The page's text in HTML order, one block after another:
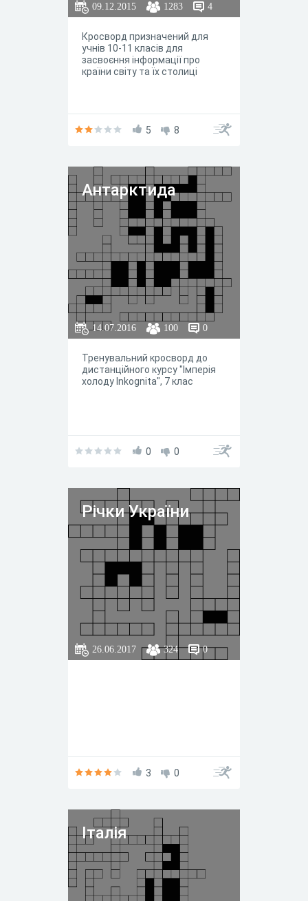
09.12.2015 1283 4
Кросворд призначений для
учнів 10-11 класів для
засвоєння інформації про
країни світу та їх столиці
5 8
Антарктида
14.07.2016 100 0
Тренувальний кросворд до
дистанційного курсу "Імперія
холоду Inkognita", 7 клас
0 0
Річки України
26.06.2017 324 0
3 0
Італія